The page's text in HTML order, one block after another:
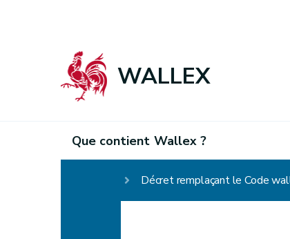
WALLEX
Que contient Wallex ?
Décret remplaçant le Code